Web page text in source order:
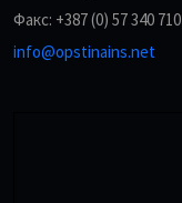
Факс: +387 (0) 57 340 710
info@opstinains.net